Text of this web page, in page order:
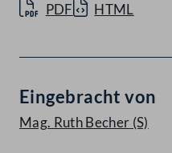
PDF
HTML
Eingebracht von
Mag. Ruth Becher (S)